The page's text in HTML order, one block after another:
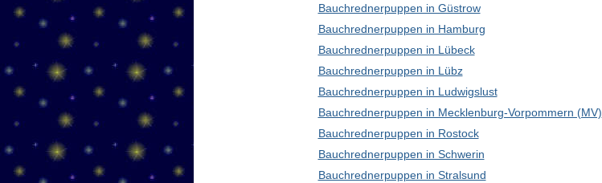
Bauchrednerpuppen in Güstrow
Bauchrednerpuppen in Hamburg
Bauchrednerpuppen in Lübeck
Bauchrednerpuppen in Lübz
Bauchrednerpuppen in Ludwigslust
Bauchrednerpuppen in Mecklenburg-Vorpommern (MV)
Bauchrednerpuppen in Rostock
Bauchrednerpuppen in Schwerin
Bauchrednerpuppen in Stralsund